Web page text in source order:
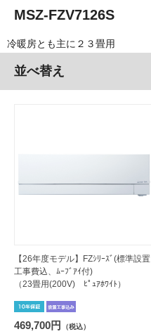
MSZ-FZV7126S
冷暖房とも主に２３畳用
並べ替え
【26年度モデル】FZｼﾘｰｽﾞ(標準設置
工事費込、ﾑｰﾌﾞｱｲ付)
（23畳用(200V) ﾋﾟｭｱﾎﾜｲﾄ）
469,700円 （税込）